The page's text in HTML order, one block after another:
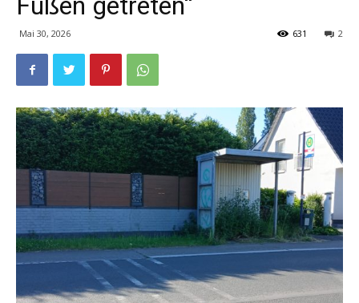
Mai 30, 2026 2
631